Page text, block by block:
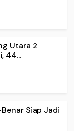
Utara 2
44...
Siap Jadi